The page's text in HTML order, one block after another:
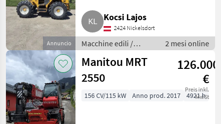
Annuncio
Kocsi Lajos
2424 Nickelsdort
Macchine edili /
Caricatori telescopici
2 mesi online
Manitou MRT
2550
126.000
€
Preis inkl.
MwSt
156 CV/115 kW Anno prod. 2017 4921 h